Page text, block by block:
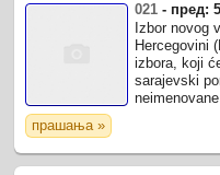
021 - пред:
Izbor novog
Hercegovini
izbora, koji
sarajevski
прашања »